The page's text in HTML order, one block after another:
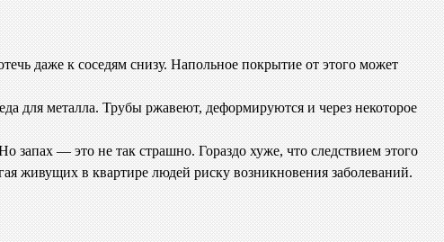
даже к соседям снизу. Напольное покрытие от этого может
для металла. Трубы ржавеют, деформируются и через некоторое
запах — это не так страшно. Гораздо хуже, что следствием этого
живущих в квартире людей риску возникновения заболеваний.